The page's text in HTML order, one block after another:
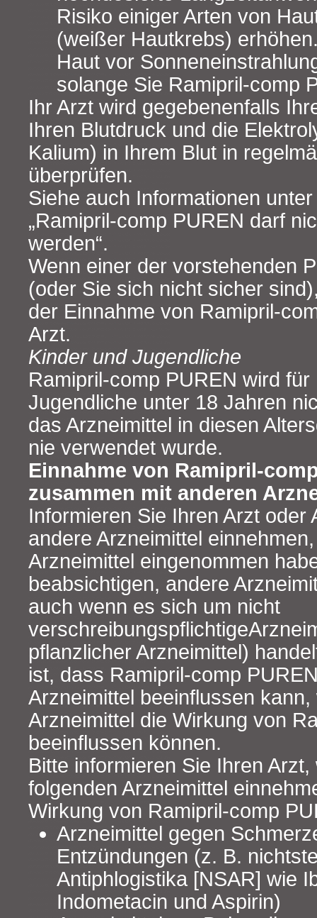
Risiko einiger Arten von
(weißer Hautkrebs)
Haut vor
solange Sie Ramipril-comp
Ihr Arzt wird gegebenenfalls
Ihren Blutdruck und die
Kalium) in Ihrem Blut in
überprüfen.
Siehe auch Informationen
„Ramipril-comp PUREN darf
werden“.
Wenn einer der vorstehenden
(oder Sie sich nicht sicher
der Einnahme von Ramipril-
Arzt.
Kinder und Jugendliche
Ramipril-comp PUREN wird für
Jugendliche unter 18 Jahren
das Arzneimittel in diesen
nie verwendet wurde.
Einnahme von Ramipril-
zusammen mit anderen
Informieren Sie Ihren Arzt oder
andere Arzneimittel
Arzneimittel eingenommen
beabsichtigen, andere
auch wenn es sich um nicht
pflanzlicher Arzneimittel)
ist, dass Ramipril-comp
Arzneimittel beeinflussen
Arzneimittel die Wirkung von
beeinflussen können.
Bitte informieren Sie Ihren
folgenden Arzneimittel
Wirkung von Ramipril-comp
Arzneimittel gegen
Entzündungen (z. B.
Antiphlogistika [NSAR] wie
Indometacin und Aspirin)